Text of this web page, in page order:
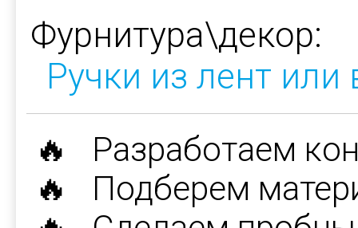
Фурнитура\декор:
Ручки из лент или
🔥 Разработаем
🔥 Подберем